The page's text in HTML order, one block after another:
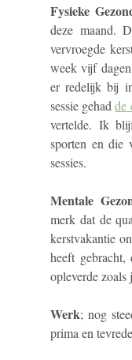
Fysieke
deze maand.
vervroegde
week vijf
er redelijk bij
sessie gehadde
vertelde. Ik
sporten en die
sessies.
Mentale
merk dat de
kerstvakantie
heeft
opleverde zoals
Werk; nog
prima en